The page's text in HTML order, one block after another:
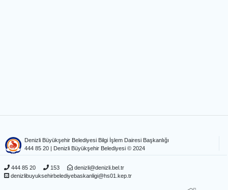
Denizli Büyükşehir Belediyesi Bilgi İşlem Dairesi Başkanlığı
444 85 20 | Denizli Büyükşehir Belediyesi © 2024
444 85 20 153
denizli@denizli.bel.tr
denizlibuyuksehirbelediyebaskanligi@hs01.kep.tr